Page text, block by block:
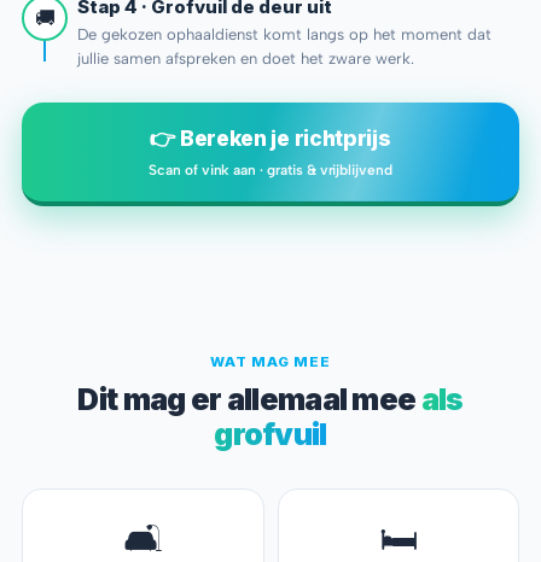
🚚 Stap 4 · Grofvuil de deur uit
De gekozen ophaaldienst komt langs op het moment dat
jullie samen afspreken en doet het zware werk.
👉 Bereken je richtprijs
Scan of vink aan · gratis & vrijblijvend
WAT MAG MEE
Dit mag er allemaal mee als
grofvuil
🛋️ 🛏️